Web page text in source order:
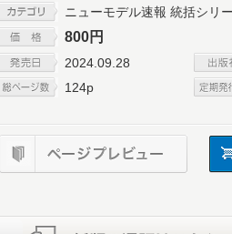
ニューモデル速報 統括シリ
800円
2024.09.28
124p